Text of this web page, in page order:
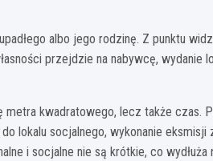
albo jego rodzinę. Z punktu
przejdzie na nabywcę, wydanie
kwadratowego, lecz także czas.
lokalu socjalnego, wykonanie eksmisji
i socjalne nie są krótkie, co